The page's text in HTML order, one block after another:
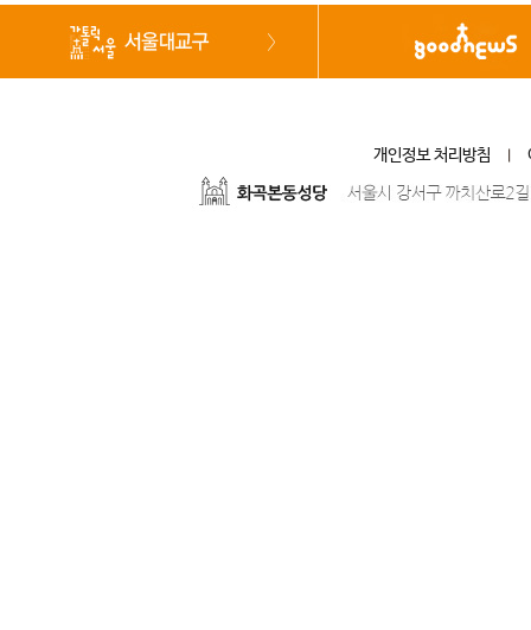
개인정보 처리방침